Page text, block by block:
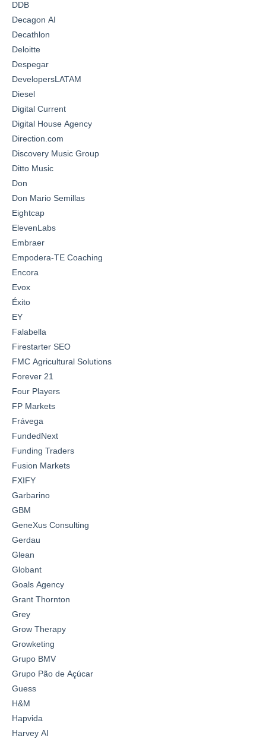
DDB
Decagon AI
Decathlon
Deloitte
Despegar
DevelopersLATAM
Diesel
Digital Current
Digital House Agency
Direction.com
Discovery Music Group
Ditto Music
Don
Don Mario Semillas
Eightcap
ElevenLabs
Embraer
Empodera-TE Coaching
Encora
Evox
Éxito
EY
Falabella
Firestarter SEO
FMC Agricultural Solutions
Forever 21
Four Players
FP Markets
Frávega
FundedNext
Funding Traders
Fusion Markets
FXIFY
Garbarino
GBM
GeneXus Consulting
Gerdau
Glean
Globant
Goals Agency
Grant Thornton
Grey
Grow Therapy
Growketing
Grupo BMV
Grupo Pão de Açúcar
Guess
H&M
Hapvida
Harvey AI